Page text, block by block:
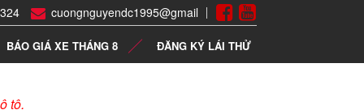
cuongnguyendc1995@gmail
BÁO GIÁ XE THÁNG 8 ĐĂNG KÝ LÁI THỬ
tô.